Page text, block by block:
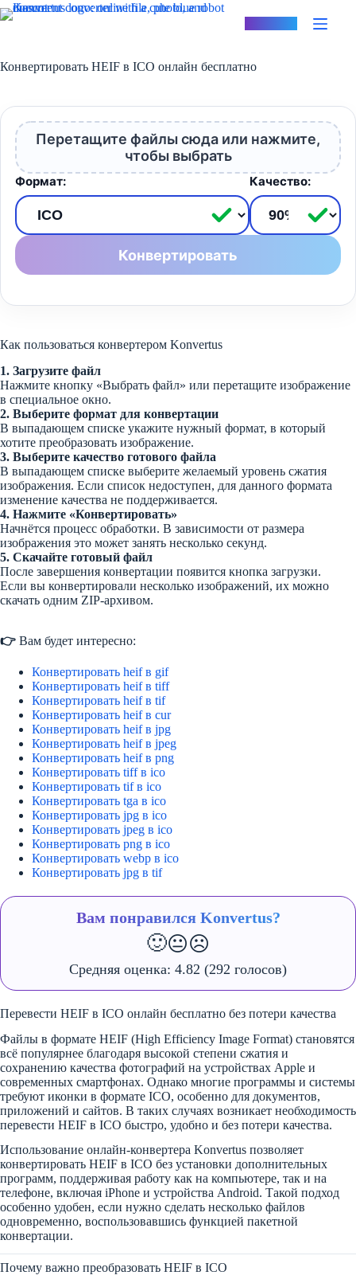
Перейти
к
Конвертировать HEIF в ICO онлайн бесплатно
Перетащите файлы сюда или нажмите,
чтобы выбрать
Формат: Качество:
Конвертировать
Как пользоваться конвертером Konvertus
1. Загрузите файл
Нажмите кнопку «Выбрать файл» или перетащите изображение
в специальное окно.
2. Выберите формат для конвертации
В выпадающем списке укажите нужный формат, в который
хотите преобразовать изображение.
3. Выберите качество готового файла
В выпадающем списке выберите желаемый уровень сжатия
изображения. Если список недоступен, для данного формата
изменение качества не поддерживается.
4. Нажмите «Конвертировать»
Начнётся процесс обработки. В зависимости от размера
изображения это может занять несколько секунд.
5. Скачайте готовый файл
После завершения конвертации появится кнопка загрузки.
Если вы конвертировали несколько изображений, их можно
скачать одним ZIP-архивом.
👉 Вам будет интересно:
Конвертировать heif в gif
Конвертировать heif в tiff
Конвертировать heif в tif
Конвертировать heif в cur
Конвертировать heif в jpg
Конвертировать heif в jpeg
Конвертировать heif в png
Конвертировать tiff в ico
Конвертировать tif в ico
Конвертировать tga в ico
Конвертировать jpg в ico
Конвертировать jpeg в ico
Конвертировать png в ico
Конвертировать webp в ico
Конвертировать jpg в tif
Вам понравился Konvertus?
🙂😐☹️
Средняя оценка: 4.82 (292 голосов)
Перевести HEIF в ICO онлайн бесплатно без потери качества
Файлы в формате HEIF (High Efficiency Image Format) становятся
всё популярнее благодаря высокой степени сжатия и
сохранению качества фотографий на устройствах Apple и
современных смартфонах. Однако многие программы и системы
требуют иконки в формате ICO, особенно для документов,
приложений и сайтов. В таких случаях возникает необходимость
перевести HEIF в ICO быстро, удобно и без потери качества.
Использование онлайн-конвертера Konvertus позволяет
конвертировать HEIF в ICO без установки дополнительных
программ, поддерживая работу как на компьютере, так и на
телефоне, включая iPhone и устройства Android. Такой подход
особенно удобен, если нужно сделать несколько файлов
одновременно, воспользовавшись функцией пакетной
конвертации.
Почему важно преобразовать HEIF в ICO